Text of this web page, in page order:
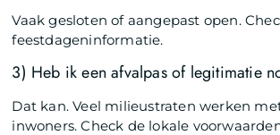
Vaak gesloten of aangepast open.
feestdageninformatie.
3) Heb ik een afvalpas of legitimatie
Dat kan. Veel milieustraten werken
inwoners. Check de lokale